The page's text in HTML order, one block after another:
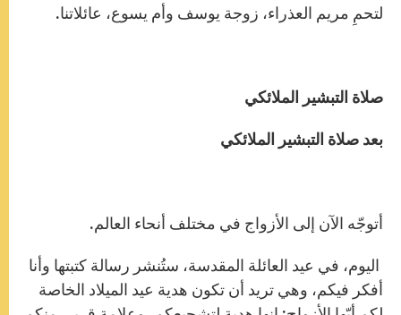
لتحمِ مريم العذراء، زوجة يوسف وأم يسوع، عائلاتنا.
صلاة التبشير الملائكي
بعد صلاة التبشير الملائكي
أتوجّه الآن إلى الأزواج في مختلف أنحاء العالم.
اليوم، في عيد العائلة المقدسة، ستُنشر رسالة كتبتها وأنا
أفكر فيكم، وهي تريد أن تكون هدية عيد الميلاد الخاصة